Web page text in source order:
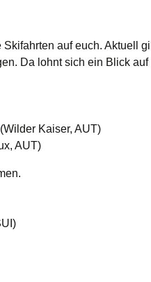
Video-Archiv
auf euch. Aktuell
Da lohnt sich ein Blick auf
(Wilder Kaiser, AUT)
AUT)